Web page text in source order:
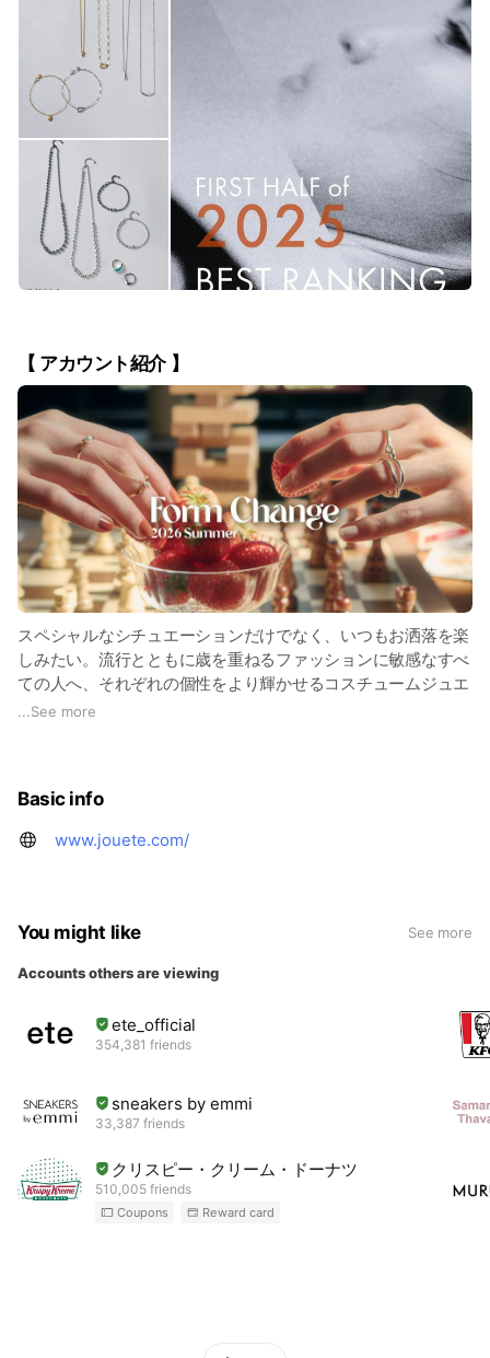
【 アカウント紹介 】
スペシャルなシチュエーションだけでなく、いつもお洒落を楽
しみたい。流行とともに歳を重ねるファッションに敏感なすべ
ての人へ、それぞれの個性をより輝かせるコスチュームジュエ
リーを発信します。
...See more
Basic info
www.jouete.com/
You might like See more
Accounts others are viewing
ete_official
354,381 friends
sneakers by emmi
33,387 friends
クリスピー・クリーム・ドーナツ
510,005 friends
Coupons Reward card